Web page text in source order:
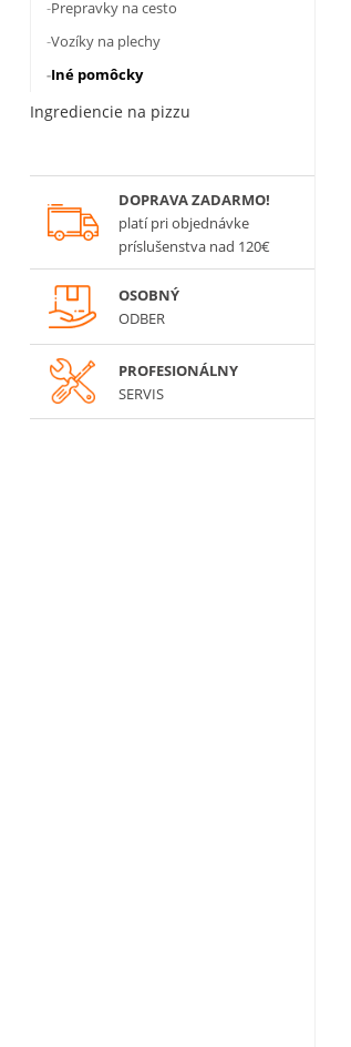
Prepravky na cesto
Vozíky na plechy
Iné pomôcky
Ingrediencie na pizzu
DOPRAVA ZADARMO!
platípri objednávke
príslušenstva nad 120€
OSOBNÝ
ODBER
PROFESIONÁLNY
SERVIS